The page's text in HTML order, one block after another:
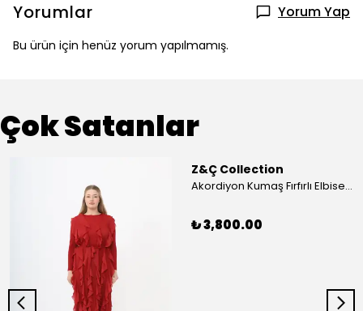
Yorumlar Yorum Yap
Bu ürün için henüz yorum yapılmamış.
Çok Satanlar
Z&Ç Collection
Akordiyon Kumaş Fırfırlı Elbise - Mavi
₺ 3,800.00